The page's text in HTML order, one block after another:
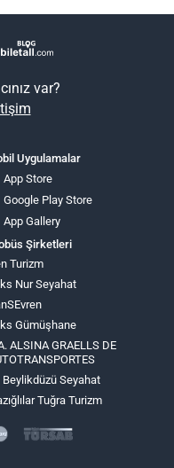
var?
Uygulamalar
App Store
Google Play Store
App Gallery
Şirketleri
Turizm
Nur Seyahat
Gümüşhane
ALSINA GRAELLS DE
Beylikdüzü Seyahat
Tuğra Turizm